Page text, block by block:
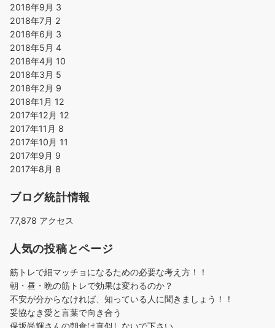
2018年9月 3
2018年7月 2
2018年6月 3
2018年5月 4
2018年4月 10
2018年3月 5
2018年2月 9
2018年1月 12
2017年12月 12
2017年11月 8
2017年10月 11
2017年9月 9
2017年8月 8
ブログ統計情報
77,878 アクセス
人気の投稿とページ
筋トレで細マッチョになるための必要な考え方！！
朝・昼・晩の筋トレで効果は変わるのか？
不安が分からなければ、知っている人に聞きましょう！！
妥協なき愛と言葉で向き合う